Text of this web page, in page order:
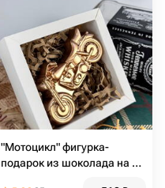
"Мотоцикл" фигурка-
подарок из шоколада на 23